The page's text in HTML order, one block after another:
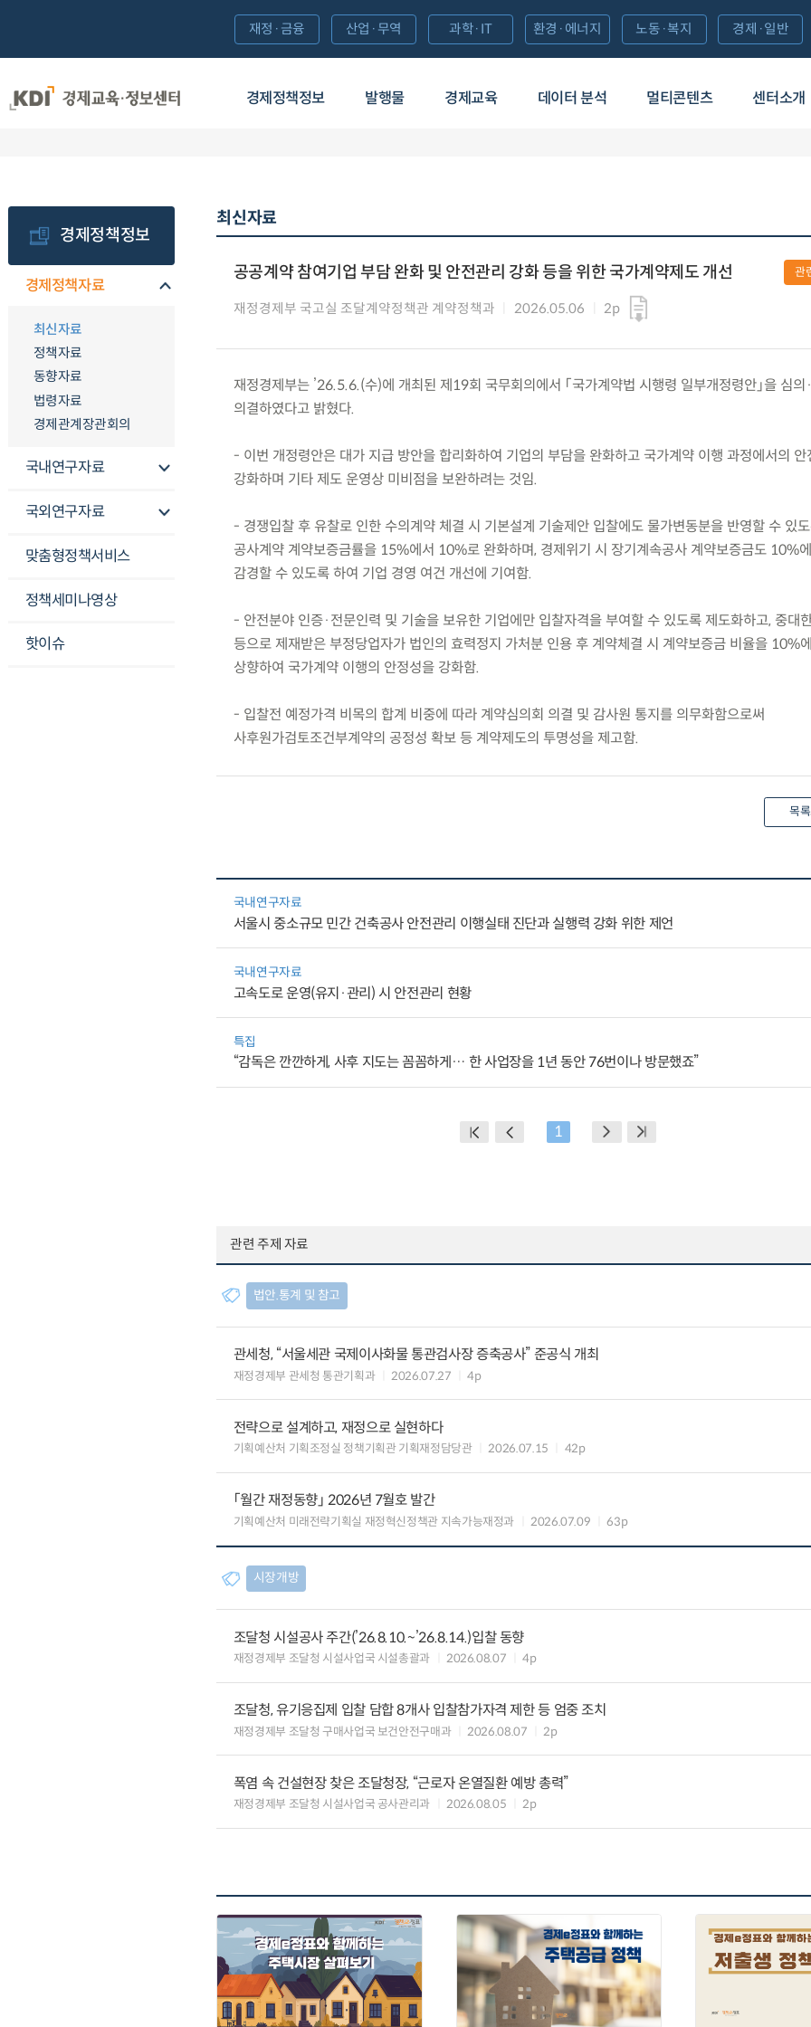
경제정책정보 발행물 경제교육 데이터 분석 멀티콘텐츠 센터소개
재정·금융 산업·무역 과학·IT 환경·에너지 노동·복지 경제·일반
경제정책정보
경제정책자료
최신자료
정책자료
동향자료
법령자료
경제관계장관회의
국내연구자료
국외연구자료
맞춤형정책서비스
정책세미나영상
핫이슈
최신자료
공공계약 참여기업 부담 완화 및 안전관리 강화 등을 위한 국가계약제도 개선
재정경제부 국고실 조달계약정책관 계약정책과 2026.05.06 2p
관
재정경제부는 ’26.5.6.(수)에 개최된 제19회 국무회의에서 「국가계약법 시행령 일부개정령안」을 심의·
의결하였다고 밝혔다.
- 이번 개정령안은 대가 지급 방안을 합리화하여 기업의 부담을 완화하고 국가계약 이행 과정에서의 안
강화하며 기타 제도 운영상 미비점을 보완하려는 것임.
- 경쟁입찰 후 유찰로 인한 수의계약 체결 시 기본설계 기술제안 입찰에도 물가변동분을 반영할 수 있
공사계약 계약보증금률을 15%에서 10%로 완화하며, 경제위기 시 장기계속공사 계약보증금도 10%
감경할 수 있도록 하여 기업 경영 여건 개선에 기여함.
- 안전분야 인증·전문인력 및 기술을 보유한 기업에만 입찰자격을 부여할 수 있도록 제도화하고, 중대
등으로 제재받은 부정당업자가 법인의 효력정지 가처분 인용 후 계약체결 시 계약보증금 비율을 10%
상향하여 국가계약 이행의 안정성을 강화함.
- 입찰전 예정가격 비목의 합계 비중에 따라 계약심의회 의결 및 감사원 통지를 의무화함으로써
사후원가검토조건부계약의 공정성 확보 등 계약제도의 투명성을 제고함.
목록
국내연구자료
서울시 중소규모 민간 건축공사 안전관리 이행실태 진단과 실행력 강화 위한 제언
국내연구자료
고속도로 운영(유지·관리) 시 안전관리 현황
특집
“감독은 깐깐하게, 사후 지도는 꼼꼼하게… 한 사업장을 1년 동안 76번이나 방문했죠”
1
관련 주제 자료
법안.통계 및 참고
관세청, “서울세관 국제이사화물 통관검사장 증축공사” 준공식 개최
재정경제부 관세청 통관기획과 2026.07.27 4p
전략으로 설계하고, 재정으로 실현하다
기획예산처 기획조정실 정책기획관 기획재정담당관 2026.07.15 42p
「월간 재정동향」 2026년 7월호 발간
기획예산처 미래전략기획실 재정혁신정책관 지속가능재정과 2026.07.09 63p
시장개방
조달청 시설공사 주간(’26.8.10.~’26.8.14.)입찰 동향
재정경제부 조달청 시설사업국 시설총괄과 2026.08.07 4p
조달청, 유기응집제 입찰 담합 8개사 입찰참가자격 제한 등 엄중 조치
재정경제부 조달청 구매사업국 보건안전구매과 2026.08.07 2p
폭염 속 건설현장 찾은 조달청장, “근로자 온열질환 예방 총력”
재정경제부 조달청 시설사업국 공사관리과 2026.08.05 2p